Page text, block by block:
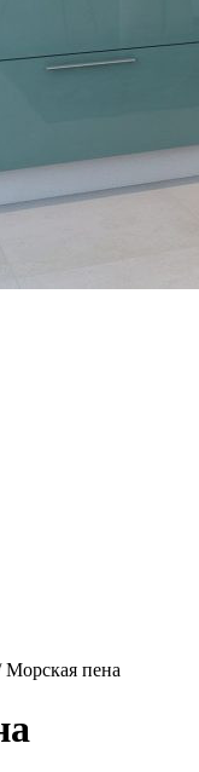
Морская пена